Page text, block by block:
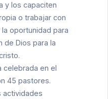
y los capaciten
o trabajar con
oportunidad para
de Dios para la
celebrada en el
45 pastores.
actividades